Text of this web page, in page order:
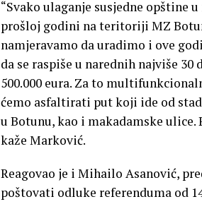
“Svako ulaganje susjedne opštine
prošloj godini na teritoriji MZ
namjeravamo da uradimo i ove
da se raspiše u narednih najviše
500.000 eura. Za to
ćemo asfaltirati put koji ide od
u Botunu, kao i makadamske
kaže Marković.
Reagovao je i Mihailo Asanović,
poštovati odluke referenduma od